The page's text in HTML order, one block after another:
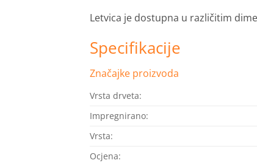
Letvica je dostupna u različitim
Specifikacije
Značajke proizvoda
Vrsta drveta:
Impregnirano:
Vrsta:
Ocjena: